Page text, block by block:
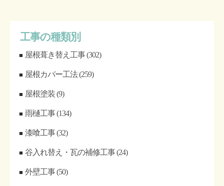
工事の種類別
屋根葺き替え工事(302)
屋根カバー工法(259)
屋根塗装(9)
雨樋工事(134)
漆喰工事(32)
谷入れ替え・瓦の補修工事(24)
外壁工事(50)